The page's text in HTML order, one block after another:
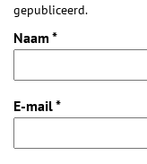
gepubliceerd.
Naam *
E-mail*